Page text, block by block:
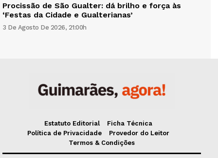
Procissão de São Gualter: dá brilho e força às
‘Festas da Cidade e Gualterianas’
3 De Agosto De 2026, 21:00h
Estatuto Editorial
Ficha Técnica
Política de Privacidade
Provedor do Leitor
Termos & Condições